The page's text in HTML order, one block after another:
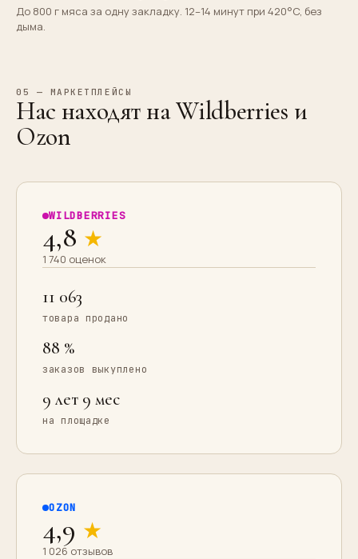
До 800 г мяса за одну закладку. 12–14 минут при 420°C, без
дыма.
05 — МАРКЕТПЛЕЙСЫ
Нас находят на Wildberries и
Ozon
WILDBERRIES
4,8 ★
1 740 оценок
11 063
товара продано
88 %
заказов выкуплено
9 лет 9 мес
на площадке
OZON
4,9 ★
1 026 отзывов